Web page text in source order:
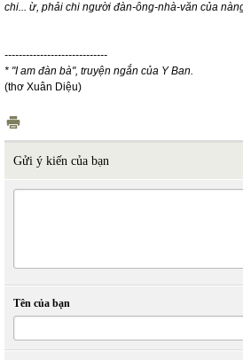
chi... ừ, phải chi người đàn-ông-nhà-văn của
-----------------------------
* "I am đàn bà", truyện ngắn của Y Ban.
(thơ Xuân Diệu)
Gửi ý kiến của bạn
Tên của bạn